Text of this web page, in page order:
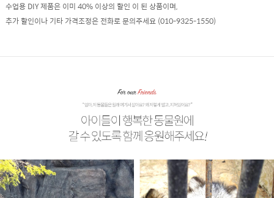
수업용 DIY 제품은 이미 40% 이상의 할인 이 된 상품이며,
추가 할인이나 기타 가격조정은 전화로 문의주세요 (010-9325-1550)